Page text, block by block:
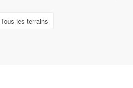
Tous les terrains